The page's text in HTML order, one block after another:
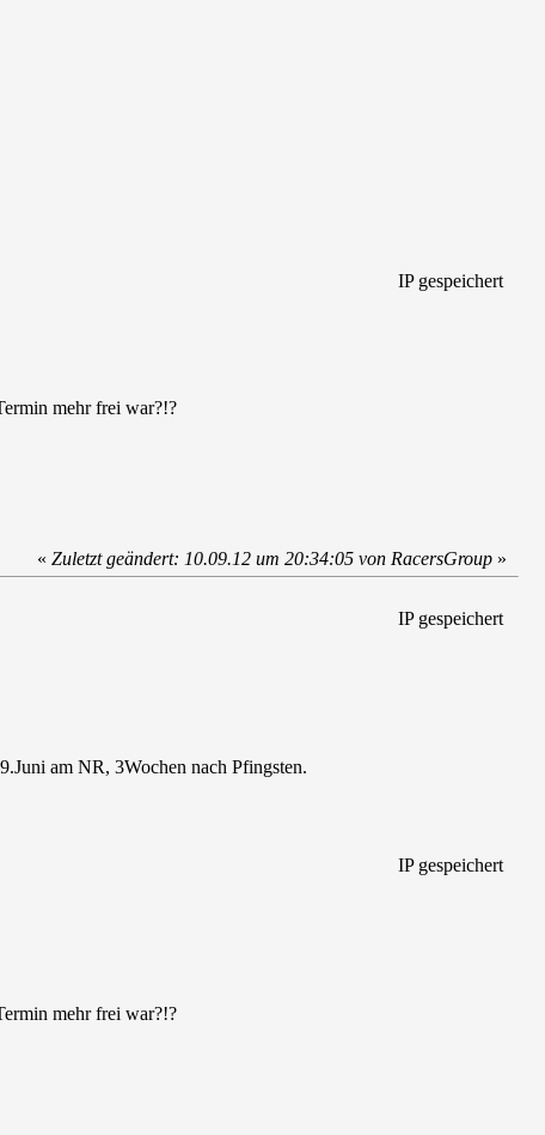
IP gespeichert
mehr frei war?!?
«Zuletzt geändert: 10.09.12 um 20:34:05 von RacersGroup »
IP gespeichert
am NR, 3Wochen nach Pfingsten.
IP gespeichert
mehr frei war?!?